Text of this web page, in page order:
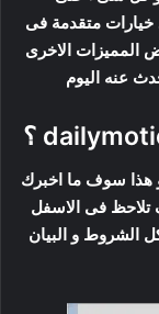
خيارات متقدمة فى
المميزات الاخرى
عنه اليوم
هذا سوف ما اخبرك
تلاحظ فى الاسفل
الشروط و البيان